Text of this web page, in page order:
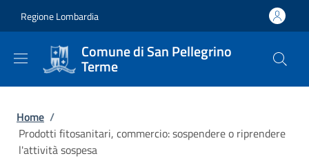
Regione Lombardia
Comune di San Pellegrino
Terme
Briciole di pane
Home /
Prodotti fitosanitari, commercio: sospendere o riprendere
l'attività sospesa